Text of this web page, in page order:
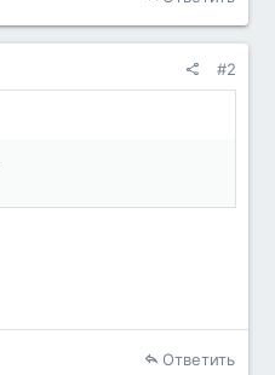
#2
Ответить